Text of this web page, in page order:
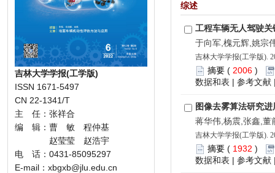
吉林大学学报(工学版)
ISSN 1671-5497
CN 22-1341/T
主 任：张祥合
编 辑：曹 敏 程仲基
赵莹莹 赵浩宇
电 话：0431-85095297
E-mail：xbgxb@jlu.edu.cn
综述
工程车辆无人驾驶关
于向军,槐元辉,姚宗
吉林大学学报(工学版).
摘要 ( 2006 )
数据和表 | 参考文献
图像去雾算法研究进
蒋华伟,杨震,张鑫,董
吉林大学学报(工学版).
摘要 ( 1932 )
数据和表 | 参考文献